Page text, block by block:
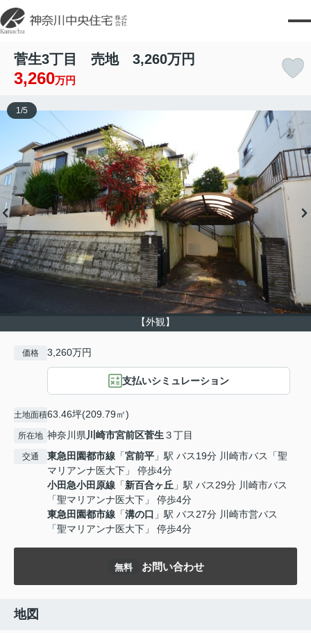
菅生3丁目 売地 3,260万円
3,260万円
【外観】
1 /5
価格 3,260万円
支払いシミュレーション
土地面積63.46坪(209.79㎡)
所在地 神奈川県川崎市宮前区菅生 ３丁目
交通 東急田園都市線 「宮前平 」駅 バス19分 川崎市バス「聖
マリアンナ医大下」 停歩4分
小田急小田原線 「新百合ヶ丘 」駅 バス29分 川崎市バス
「聖マリアンナ医大下」 停歩4分
東急田園都市線 「溝の口 」駅 バス27分 川崎市営バス
「聖マリアンナ医大下」 停歩4分
無料 お問い合わせ
地図